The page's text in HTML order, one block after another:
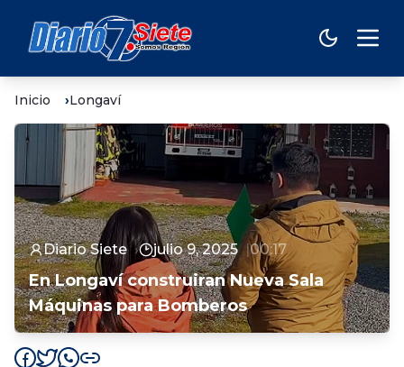
Inicio Longaví
Diario Siete julio 9, 2025 00:17
En Longaví construiran Nueva Sala
Máquinas para Bomberos